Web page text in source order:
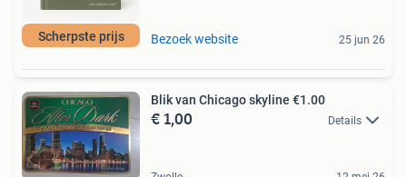
Scherpste prijs Bezoek website 25 jun 26
Blik van Chicago skyline €1.00
€ 1,00 Details